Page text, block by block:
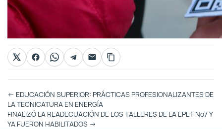
Otras
Entradas
← EDUCACIÓN SUPERIOR: PRÁCTICAS PROFESIONALIZANTES DE
LA TECNICATURA EN ENERGÍA
FINALIZÓ LA READECUACIÓN DE LOS TALLERES DE LA EPET Nº7 Y
YA FUERON HABILITADOS →